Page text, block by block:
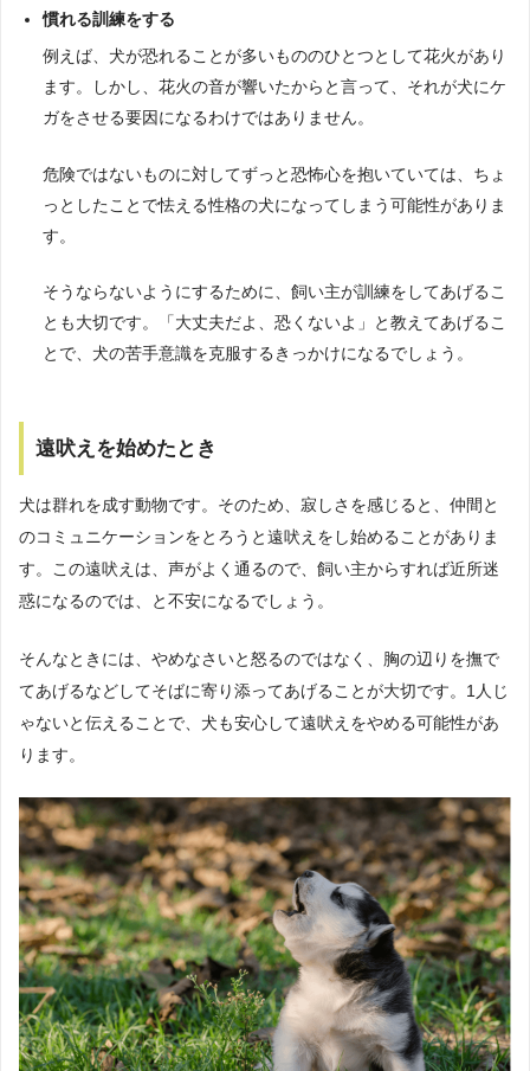
慣れる訓練をする
例えば、犬が恐れることが多いもののひとつとして花火があり
ます。しかし、花火の音が響いたからと言って、それが犬にケ
ガをさせる要因になるわけではありません。
危険ではないものに対してずっと恐怖心を抱いていては、ちょ
っとしたことで怯える性格の犬になってしまう可能性がありま
す。
そうならないようにするために、飼い主が訓練をしてあげるこ
とも大切です。「大丈夫だよ、恐くないよ」と教えてあげるこ
とで、犬の苦手意識を克服するきっかけになるでしょう。
遠吠えを始めたとき
犬は群れを成す動物です。そのため、寂しさを感じると、仲間と
のコミュニケーションをとろうと遠吠えをし始めることがありま
す。この遠吠えは、声がよく通るので、飼い主からすれば近所迷
惑になるのでは、と不安になるでしょう。
そんなときには、やめなさいと怒るのではなく、胸の辺りを撫で
てあげるなどしてそばに寄り添ってあげることが大切です。1人じ
ゃないと伝えることで、犬も安心して遠吠えをやめる可能性があ
ります。